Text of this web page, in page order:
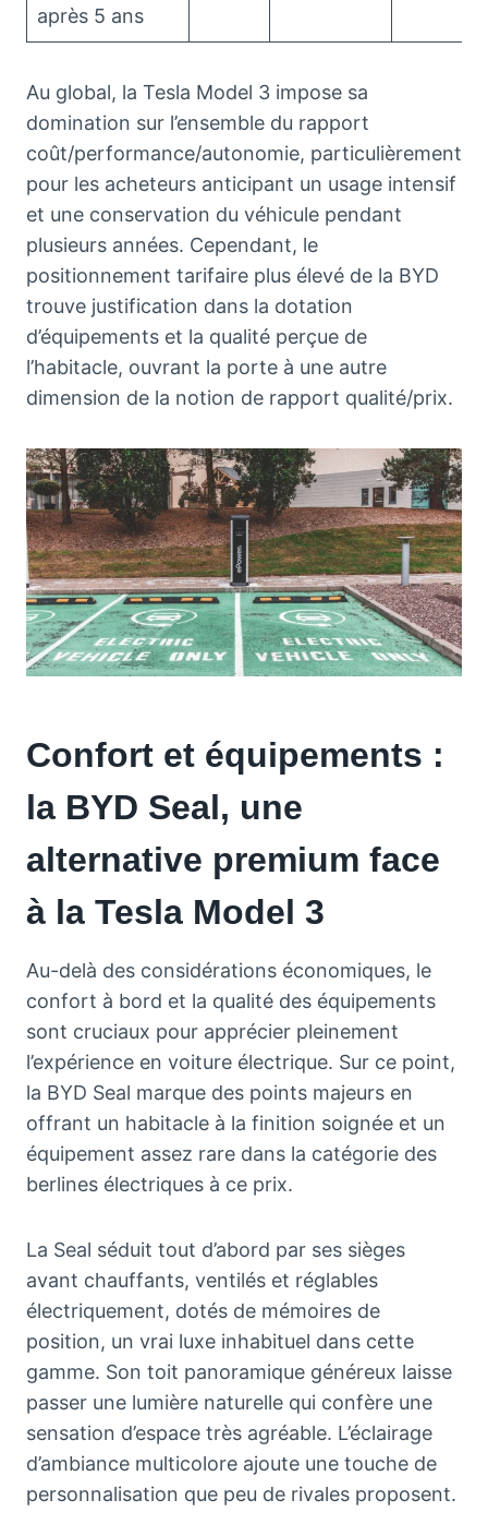
après 5 ans
Au global, la Tesla Model 3 impose sa
domination sur l’ensemble du rapport
coût/performance/autonomie, particulièrement
pour les acheteurs anticipant un usage intensif
et une conservation du véhicule pendant
plusieurs années. Cependant, le
positionnement tarifaire plus élevé de la BYD
trouve justification dans la dotation
d’équipements et la qualité perçue de
l’habitacle, ouvrant la porte à une autre
dimension de la notion de rapport qualité/prix.
Confort et équipements :
la BYD Seal, une
alternative premium face
à la Tesla Model 3
Au-delà des considérations économiques, le
confort à bord et la qualité des équipements
sont cruciaux pour apprécier pleinement
l’expérience en voiture électrique. Sur ce point,
la BYD Seal marque des points majeurs en
offrant un habitacle à la finition soignée et un
équipement assez rare dans la catégorie des
berlines électriques à ce prix.
La Seal séduit tout d’abord par ses sièges
avant chauffants, ventilés et réglables
électriquement, dotés de mémoires de
position, un vrai luxe inhabituel dans cette
gamme. Son toit panoramique généreux laisse
passer une lumière naturelle qui confère une
sensation d’espace très agréable. L’éclairage
d’ambiance multicolore ajoute une touche de
personnalisation que peu de rivales proposent.